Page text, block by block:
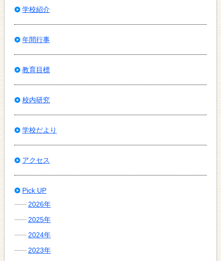
学校紹介
年間行事
教育目標
校内研究
学校だより
アクセス
Pick UP
2026年
2025年
2024年
2023年